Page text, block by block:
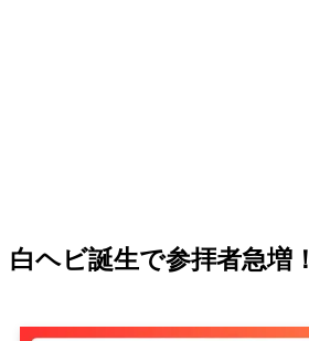
白ヘビ誕生で参拝者急増！